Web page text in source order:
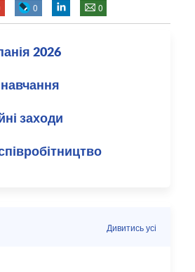
0 0
2026
заходи
Дивитись усі